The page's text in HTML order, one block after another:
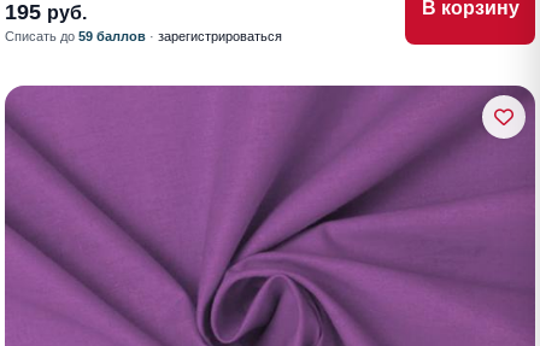
195 руб.
Списать до 59 баллов · зарегистрироваться
В корзину